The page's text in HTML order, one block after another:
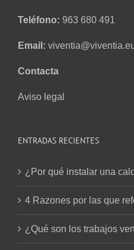
Teléfono: 963 680 491
Email:
Contacta
Aviso legal
ENTRADAS RECIENTES
¿Por qué instalar una
4 Razones por las que
¿Qué son los trabajos